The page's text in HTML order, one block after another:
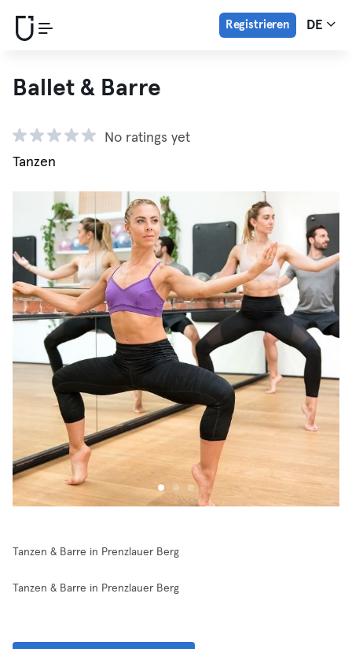
Registrieren DE
Ballet & Barre
No ratings yet
Tanzen
Tanzen & Barre in Prenzlauer Berg
Tanzen & Barre in Prenzlauer Berg